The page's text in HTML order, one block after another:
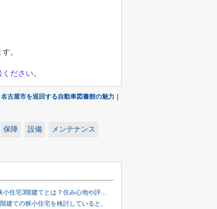
。
ください。
古屋市を巡回する自動車図書館の魅力｜
保障 設備 メンテナンス
都心部の狭小住宅3階建てとは？住み心地や評判を購入前に確認
建ての狭小住宅を検討していると、